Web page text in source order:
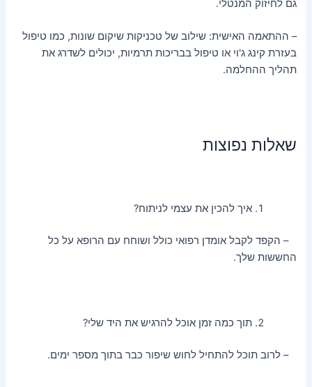
גם לחיזוק המנטלי.
– ההתאמה האישית: שילוב של טכניקות שיקום שונות, כמו טיפול
בעזרת קינג ג'וי או טיפול בבריכות תרמיות, יכולים לשדרג את
תהליך ההחלמה.
שאלות נפוצות
איך להכין את עצמי לניתוח?
– הקפד לקבל אומדן רפואי כולל ושוחח עם הרופא על כל
החששות שלך.
תוך כמה זמן אוכל להרגיש את היד שלי?
– לרוב תוכל להתחיל לחוש שיפור כבר בתוך מספר ימים.